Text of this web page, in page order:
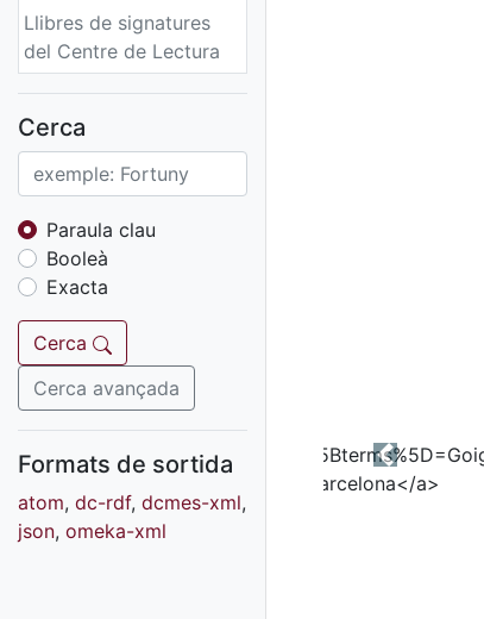
Llibres de signatures
del Centre de Lectura
Fons sonor de Ràdio
Reus
Cartells
Fons audiovisual
Fons local
Fons sonor
Goigs
Fons fotogràfic
Fons d'art
Cerca
Paraula clau
Booleà
Exacta
Cerca
Cerca avançada
Formats de sortida
atom, dc-rdf, dcmes-xml,
json, omeka-xml
Previous